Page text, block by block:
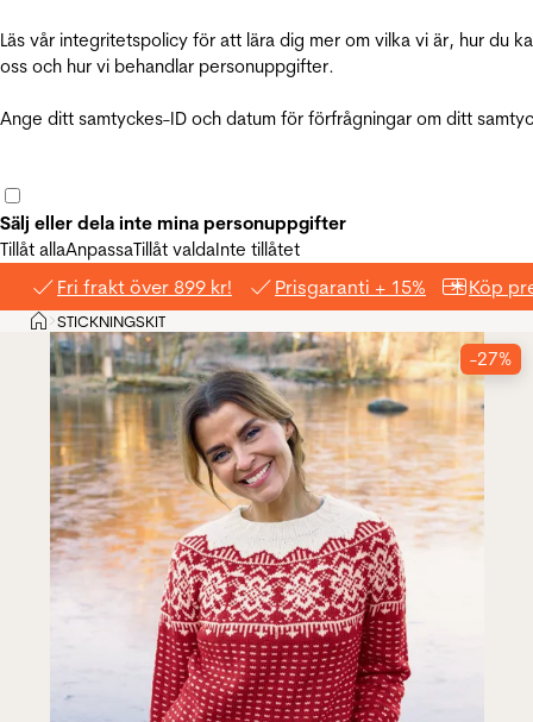
Läs vår integritetspolicy för att lära dig mer om vilka vi är, hur du
oss och hur vi behandlar personuppgifter.
Ange ditt samtyckes-ID och datum för förfrågningar om ditt
Sälj eller dela inte mina personuppgifter
Tillåt allaAnpassaTillåt valdaInte tillåtet
Fri frakt över 899 kr! Prisgaranti + 15% Köp
Hem
>STICKNINGSKIT
-27%